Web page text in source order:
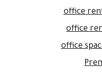
office
office
office